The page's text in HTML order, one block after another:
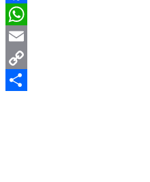
Facebook
WhatsApp
Email
Copy